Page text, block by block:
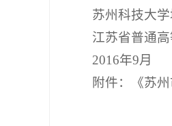
苏州科技大
江苏省普通
2016年9月
附件：《苏